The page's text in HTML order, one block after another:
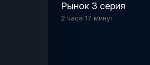
Рынок 3 серия
2 часа 17 минут